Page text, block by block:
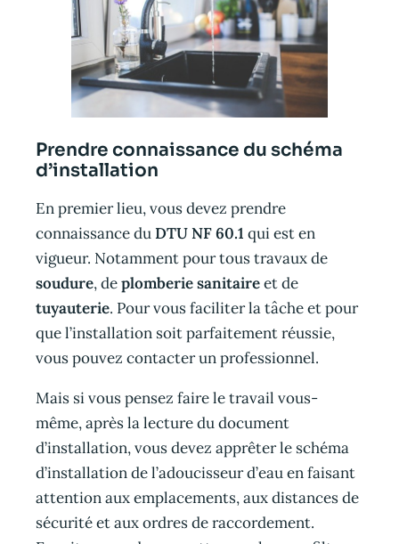
Prendre connaissance du schéma
d’installation
En premier lieu, vous devez prendre
connaissance duDTU NF 60.1 qui est en
vigueur. Notamment pour tous travaux de
soudure, deplomberie sanitaireet de
tuyauterie. Pour vous faciliter la tâche et pour
que l’installation soit parfaitement réussie,
vous pouvez contacter un professionnel.
Mais si vous pensez faire le travail vous-
même, après la lecture du document
d’installation, vous devez apprêter le schéma
d’installation de l’adoucisseur d’eau en faisant
attention aux emplacements, aux distances de
sécurité et aux ordres de raccordement.